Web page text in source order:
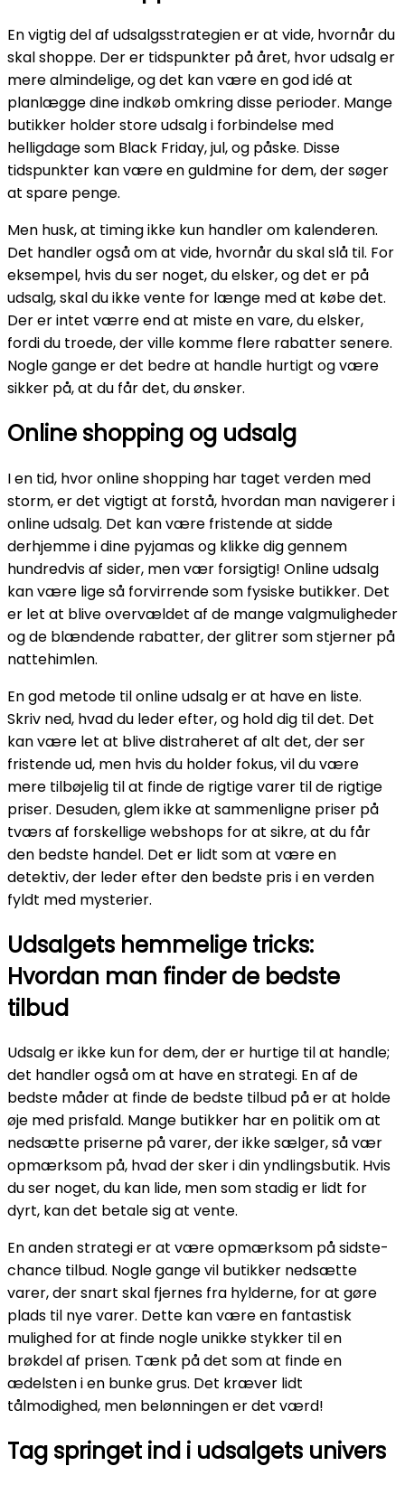
En vigtig del af udsalgsstrategien er at vide, hvornår du
skal shoppe. Der er tidspunkter på året, hvor udsalg er
mere almindelige, og det kan være en god idé at
planlægge dine indkøb omkring disse perioder. Mange
butikker holder store udsalg i forbindelse med
helligdage som Black Friday, jul, og påske. Disse
tidspunkter kan være en guldmine for dem, der søger
at spare penge.
Men husk, at timing ikke kun handler om kalenderen.
Det handler også om at vide, hvornår du skal slå til. For
eksempel, hvis du ser noget, du elsker, og det er på
udsalg, skal du ikke vente for længe med at købe det.
Der er intet værre end at miste en vare, du elsker,
fordi du troede, der ville komme flere rabatter senere.
Nogle gange er det bedre at handle hurtigt og være
sikker på, at du får det, du ønsker.
Online shopping og udsalg
I en tid, hvor online shopping har taget verden med
storm, er det vigtigt at forstå, hvordan man navigerer i
online udsalg. Det kan være fristende at sidde
derhjemme i dine pyjamas og klikke dig gennem
hundredvis af sider, men vær forsigtig! Online udsalg
kan være lige så forvirrende som fysiske butikker. Det
er let at blive overvældet af de mange valgmuligheder
og de blændende rabatter, der glitrer som stjerner på
nattehimlen.
En god metode til online udsalg er at have en liste.
Skriv ned, hvad du leder efter, og hold dig til det. Det
kan være let at blive distraheret af alt det, der ser
fristende ud, men hvis du holder fokus, vil du være
mere tilbøjelig til at finde de rigtige varer til de rigtige
priser. Desuden, glem ikke at sammenligne priser på
tværs af forskellige webshops for at sikre, at du får
den bedste handel. Det er lidt som at være en
detektiv, der leder efter den bedste pris i en verden
fyldt med mysterier.
Udsalgets hemmelige tricks:
Hvordan man finder de bedste
tilbud
Udsalg er ikke kun for dem, der er hurtige til at handle;
det handler også om at have en strategi. En af de
bedste måder at finde de bedste tilbud på er at holde
øje med prisfald. Mange butikker har en politik om at
nedsætte priserne på varer, der ikke sælger, så vær
opmærksom på, hvad der sker i din yndlingsbutik. Hvis
du ser noget, du kan lide, men som stadig er lidt for
dyrt, kan det betale sig at vente.
En anden strategi er at være opmærksom på sidste-
chance tilbud. Nogle gange vil butikker nedsætte
varer, der snart skal fjernes fra hylderne, for at gøre
plads til nye varer. Dette kan være en fantastisk
mulighed for at finde nogle unikke stykker til en
brøkdel af prisen. Tænk på det som at finde en
ædelsten i en bunke grus. Det kræver lidt
tålmodighed, men belønningen er det værd!
Tag springet ind i udsalgets univers